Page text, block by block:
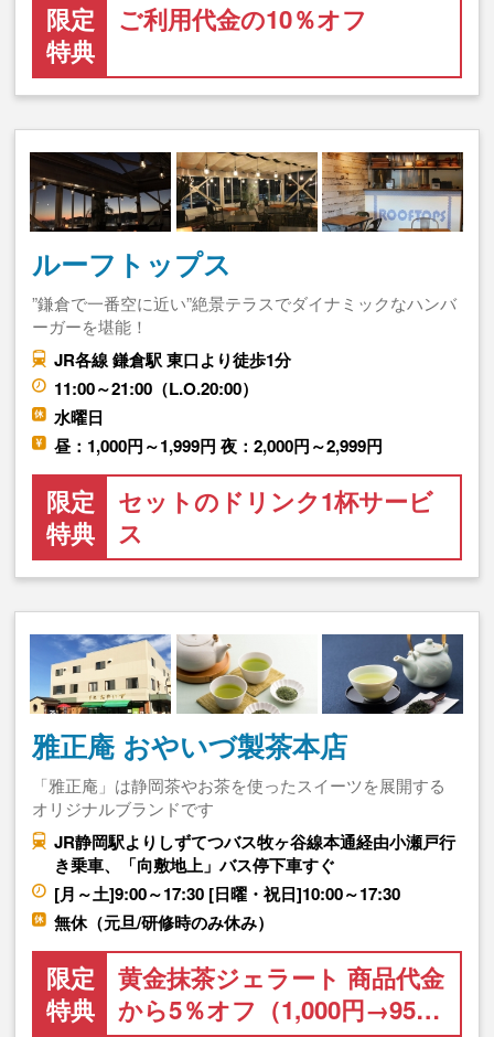
限定
特典
ご利用代金の10％オフ
ルーフトップス
”鎌倉で一番空に近い”絶景テラスでダイナミックなハンバ
ーガーを堪能！
JR各線 鎌倉駅 東口より徒歩1分
11:00～21:00（L.O.20:00）
水曜日
昼：1,000円～1,999円 夜：2,000円～2,999円
限定
特典
セットのドリンク1杯サービ
ス
雅正庵 おやいづ製茶本店
「雅正庵」は静岡茶やお茶を使ったスイーツを展開する
オリジナルブランドです
JR静岡駅よりしずてつバス牧ヶ谷線本通経由小瀬戸行
き乗車、「向敷地上」バス停下車すぐ
[月～土]9:00～17:30 [日曜・祝日]10:00～17:30
無休（元旦/研修時のみ休み）
限定
特典
黄金抹茶ジェラート 商品代金
から5％オフ（1,000円→95…